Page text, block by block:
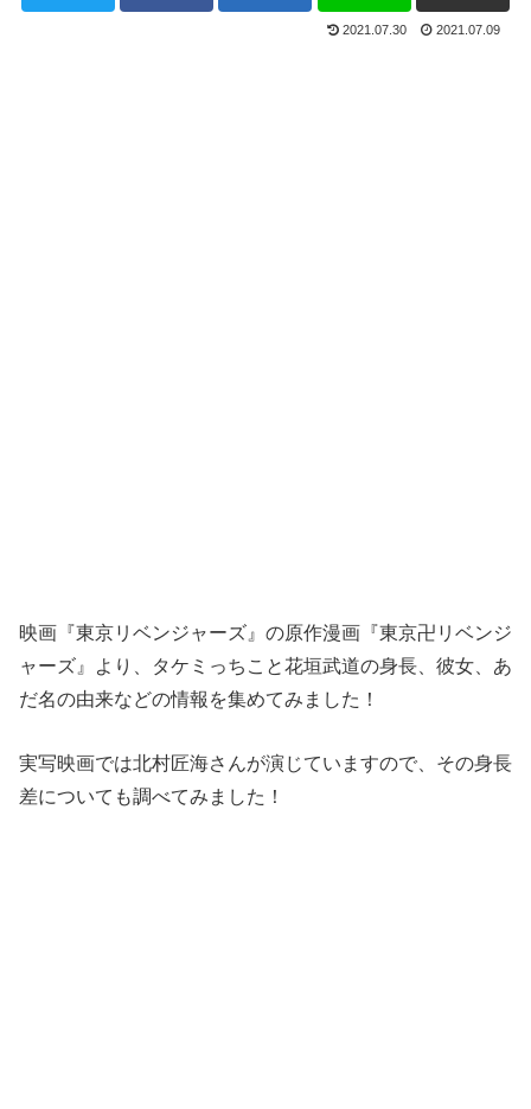
2021.07.30 2021.07.09
映画『東京リベンジャーズ』の原作漫画『東京卍リベンジ
ャーズ』より、タケミっちこと花垣武道の身長、彼女、あ
だ名の由来などの情報を集めてみました！
実写映画では北村匠海さんが演じていますので、その身長
差についても調べてみました！